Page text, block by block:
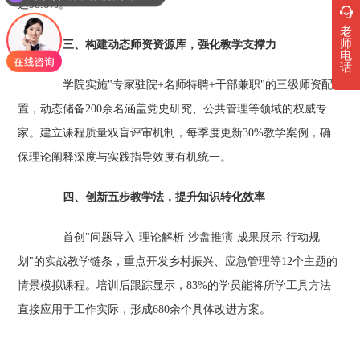
达98.6%。
三、构建动态师资资源库，强化教学支撑力
学院实施"专家驻院+名师特聘+干部兼职"的三级师资配
置，动态储备200余名涵盖党史研究、公共管理等领域的权威专
家。建立课程质量双盲评审机制，每季度更新30%教学案例，确
保理论阐释深度与实践指导效度有机统一。
四、创新五步教学法，提升知识转化效率
首创"问题导入-理论解析-沙盘推演-成果展示-行动规
划"的实战教学链条，重点开发乡村振兴、应急管理等12个主题的
情景模拟课程。培训后跟踪显示，83%的学员能将所学工具方法
直接应用于工作实际，形成680余个具体改进方案。
老
师
电
话